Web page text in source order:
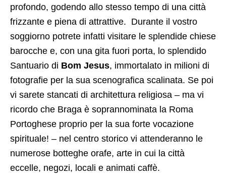
profondo, godendo allo stesso tempo di una città
frizzante e piena di attrattive. Durante il vostro
soggiorno potrete infatti visitare le splendide chiese
barocche e, con una gita fuori porta, lo splendido
Santuario di Bom Jesus, immortalato in milioni di
fotografie per la sua scenografica scalinata. Se poi
vi sarete stancati di architettura religiosa – ma vi
ricordo che Braga è soprannominata la Roma
Portoghese proprio per la sua forte vocazione
spirituale! – nel centro storico vi attenderanno le
numerose botteghe orafe, arte in cui la città
eccelle, negozi, locali e animati caffè.